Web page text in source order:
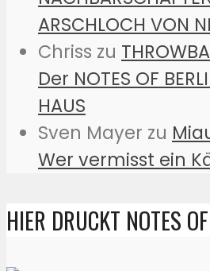
ARSCHLOCH VON
Chriss zu
Der NOTES OF
HAUS
Sven Mayer zu
Wer vermisst ein
HIER DRUCKT NOTES